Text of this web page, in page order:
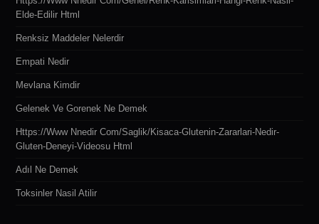
Elde-Edilir Html
Renksiz Maddeler Nelerdir
Empati Nedir
Mevlana Kimdir
Gelenek Ve Gorenek Ne Demek
Https://www Nnedir Com/saglik/kisaca-Glutenin-Zararlari-Nedir-
Gluten-Deneyi-Videosu Html
Adıl Ne Demek
Toksinler Nasil Atilir